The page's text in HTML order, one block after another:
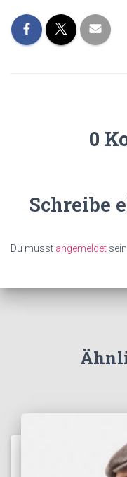
0
Schreibe
Du musst angemeldet